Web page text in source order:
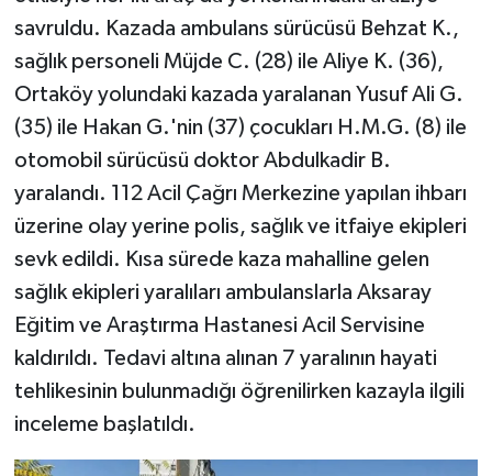
savruldu. Kazada ambulans sürücüsü Behzat K.,
sağlık personeli Müjde C. (28) ile Aliye K. (36),
Ortaköy yolundaki kazada yaralanan Yusuf Ali G.
(35) ile Hakan G.'nin (37) çocukları H.M.G. (8) ile
otomobil sürücüsü doktor Abdulkadir B.
yaralandı. 112 Acil Çağrı Merkezine yapılan ihbarı
üzerine olay yerine polis, sağlık ve itfaiye ekipleri
sevk edildi. Kısa sürede kaza mahalline gelen
sağlık ekipleri yaralıları ambulanslarla Aksaray
Eğitim ve Araştırma Hastanesi Acil Servisine
kaldırıldı. Tedavi altına alınan 7 yaralının hayati
tehlikesinin bulunmadığı öğrenilirken kazayla ilgili
inceleme başlatıldı.